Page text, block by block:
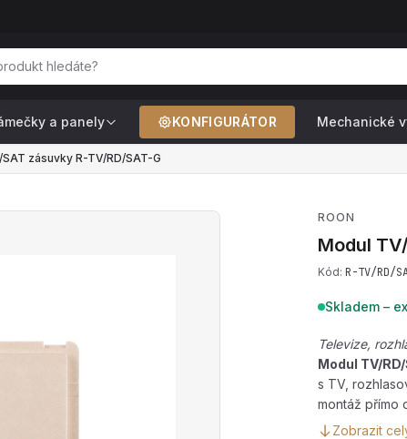
a panely KONFIGURÁTOR Mechanické
zásuvky R-TV/RD/SAT-G
ROON
Modul
Kód: R-TV/RD/
Skladem –
Televize,
Modul TV/
s TV,
montáž přímo
Zobrazit